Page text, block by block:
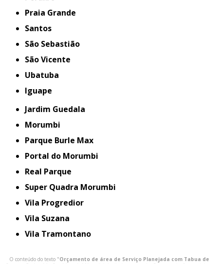
Praia Grande
Santos
São Sebastião
São Vicente
Ubatuba
iguape
Jardim Guedala
Morumbi
Parque Burle Max
Portal do Morumbi
Real Parque
Super Quadra Morumbi
Vila Progredior
Vila Suzana
Vila Tramontano
O conteúdo do texto "Orçamento de área de Serviço Planejada com Tabua de